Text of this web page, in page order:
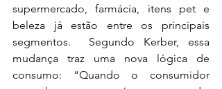
supermercado, farmácia, itens pet e
beleza já estão entre os principais
segmentos.  Segundo Kerber, essa
mudança traz uma nova lógica de
consumo: “Quando o consumidor